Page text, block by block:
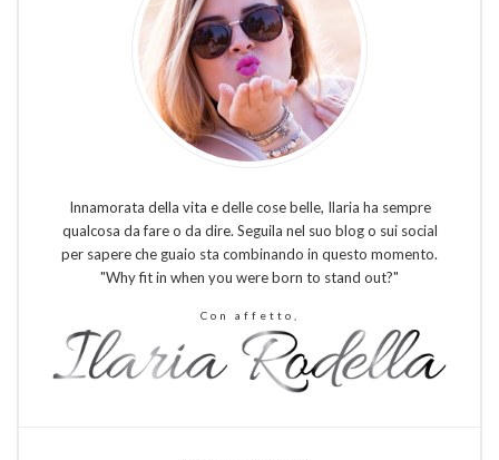
Innamorata della vita e delle cose belle, Ilaria ha sempre
qualcosa da fare o da dire. Seguila nel suo blog o sui social
per sapere che guaio sta combinando in questo momento.
"Why fit in when you were born to stand out?"
Con affetto,